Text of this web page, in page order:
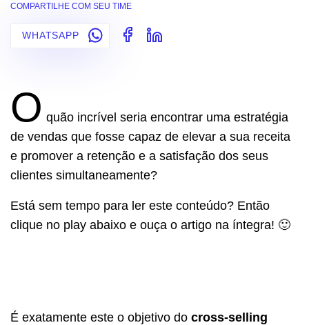
COMPARTILHE COM SEU TIME
WHATSAPP
O quão incrível seria encontrar uma estratégia
de vendas que fosse capaz de elevar a sua receita
e promover a retenção e a satisfação dos seus
clientes simultaneamente?
Está sem tempo para ler este conteúdo? Então
clique no play abaixo e ouça o artigo na íntegra! 🙂
É exatamente este o objetivo do cross-selling